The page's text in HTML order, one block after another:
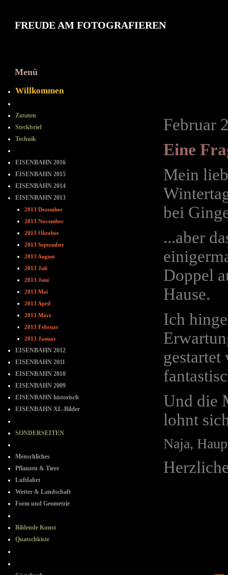
FREUDE AM FOTOGRAFIEREN
Menü
Willkommen
Zutaten
Steckbrief
Technik
EISENBAHN 2016
EISENBAHN 2015
EISENBAHN 2014
EISENBAHN 2013
2013 Dezember
2013 November
2013 Oktober
2013 September
2013 August
2013 Juli
2013 Juni
2013 Mai
2013 April
2013 März
2013 Februar
2013 Januar
EISENBAHN 2012
EISENBAHN 2011
EISENBAHN 2010
EISENBAHN 2009
EISENBAHN historisch
EISENBAHN XL-Bilder
SONDERSEITEN
Menschliches
Pflanzen & Tiere
Luftfahrt
Wetter & Landschaft
Form und Geometrie
Bildende Kunst
Quatschkiste
Februar
Eine
Mein
bei
...aber
Doppel
Hause.
Ich
gestartet
Und die
lohnt
Naja,